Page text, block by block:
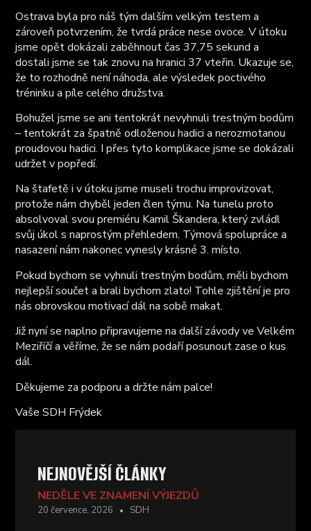
Ostrava byla pro náš tým dalším velkým testem a
zároveň potvrzením, že tvrdá práce nese ovoce. V útoku
jsme opět dokázali zaběhnout čas 37,75 sekund a
dostali jsme se tak znovu na hranici 37 vteřin. Ukazuje se,
že to rozhodně není náhoda, ale výsledek poctivého
tréninku a píle celého družstva.
Bohužel jsme se ani tentokrát nevyhnuli trestným bodům
– tentokrát za špatně odloženou hadici a nerozmotanou
proudovou hadici. I přes tyto komplikace jsme se dokázali
udržet v popředí.
Na štafetě i v útoku jsme museli trochu improvizovat,
protože nám chyběl jeden člen týmu. Na tunelu proto
absolvoval svou premiéru Kamil Škandera, který zvládl
svůj úkol s naprostým přehledem. Týmová spolupráce a
nasazení nám nakonec vynesly krásné 3. místo.
Pokud bychom se vyhnuli trestným bodům, měli bychom
nejlepší součet a brali bychom zlato! Tohle zjištění je pro
nás obrovskou motivací dál na sobě makat.
Již nyní se naplno připravujeme na další závody ve Velkém
Meziříčí a věříme, že se nám podaří posunout zase o kus
dál.
Děkujeme za podporu a držte nám palce!
Vaše SDH Frýdek
NEJNOVĚJŠÍ ČLÁNKY
NEDĚLE VE ZNAMENÍ VÝJEZDŮ
20 července, 2026 SDH